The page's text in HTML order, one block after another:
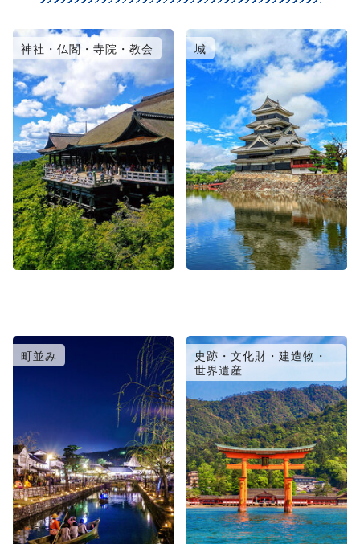
神社・仏閣・寺院・教会 城
町並み
史跡・文化財・建造物・
世界遺産